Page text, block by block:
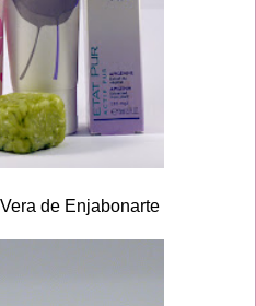
de Enjabonarte